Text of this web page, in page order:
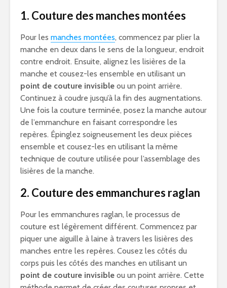
1. Couture des manches montées
Pour les manches montées, commencez par plier la
manche en deux dans le sens de la longueur, endroit
contre endroit. Ensuite, alignez les lisières de la
manche et cousez-les ensemble en utilisant un
point de couture invisible ou un point arrière.
Continuez à coudre jusqu’à la fin des augmentations.
Une fois la couture terminée, posez la manche autour
de l’emmanchure en faisant correspondre les
repères. Épinglez soigneusement les deux pièces
ensemble et cousez-les en utilisant la même
technique de couture utilisée pour l’assemblage des
lisières de la manche.
2. Couture des emmanchures raglan
Pour les emmanchures raglan, le processus de
couture est légèrement différent. Commencez par
piquer une aiguille à laine à travers les lisières des
manches entre les repères. Cousez les côtés du
corps puis les côtés des manches en utilisant un
point de couture invisible ou un point arrière. Cette